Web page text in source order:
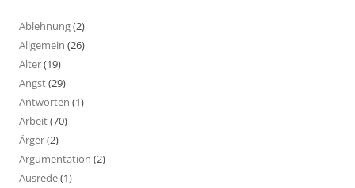
Ablehnung(2)
Allgemein (26)
Alter(19)
Angst(29)
Antworten (1)
Arbeit(70)
Ärger(2)
Argumentation (2)
Ausrede(1)